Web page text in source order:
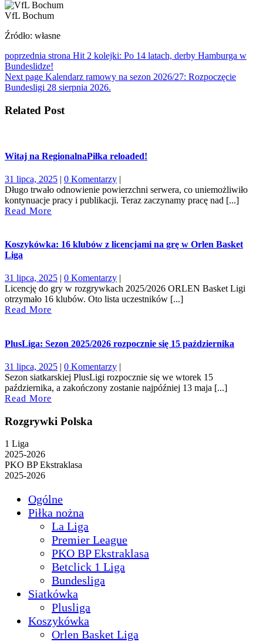
VfL Bochum
Źródło: własne
Nawigacja
wpisu
poprzednia strona Older
Hit 2 kolejki: Po 14 latach, derby Hamburga w
Bundeslidze!
Next page Newer
Posts
Kalendarz ramowy na sezon 2026/27: Rozpoczęcie
Bundesligi 28 sierpnia 2026.
Related Post
Witaj na RegionalnaPiłka reloaded!
31 lipca, 202531
lipca,
2025
| 0 Komentarzy |
Długo trwało odnowienie powierzchni serwera, co uniemożliwiło
kontynuacje pracy i publikacji. Teraz zaczynamy pracę nad [...]
Read More
Koszykówka: 16 klubów z licencjami na grę w Orlen Basket
Liga
31 lipca, 202531
lipca,
2025
| 0 Komentarzy |
Licencję do gry w rozgrywkach 2025/2026 ORLEN Basket Ligi
otrzymało 16 klubów. Oto lista uczestników [...]
Read More
PlusLiga: Sezon 2025/2026 rozpocznie się 15 października
31 lipca, 202531
lipca,
2025
| 0 Komentarzy |
Sezon siatkarskiej PlusLigi rozpocznie się we wtorek 15
października, a zakończony zostanie najpóźniej 13 maja [...]
Read More
Rozgrywki Polska
1 Liga
2025-2026
PKO BP Ekstraklasa
2025-2026
Ogólne
Piłka nożna
La Liga
Premier League
PKO BP Ekstraklasa
Betclick 1 Liga
Bundesliga
Siatkówka
Plusliga
Koszykówka
Orlen Basket Liga